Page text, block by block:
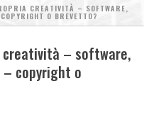
CREATIVITÀ – SOFTWARE,
O BREVETTO?
– software,
copyright o